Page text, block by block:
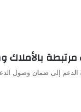
إلى ضمان وصول